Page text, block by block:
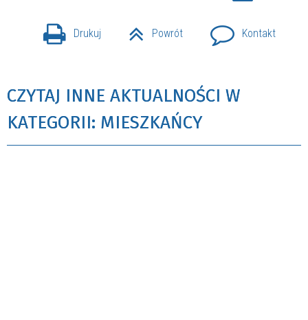
Drukuj Powrót Kontakt
CZYTAJ INNE AKTUALNOŚCI W
KATEGORII: MIESZKAŃCY